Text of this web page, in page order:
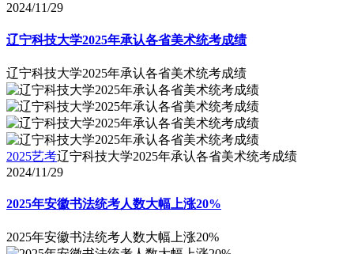
2024/11/29
辽宁科技大学2025年承认各省美术统考成绩
辽宁科技大学2025年承认各省美术统考成绩
2025艺考辽宁科技大学2025年承认各省美术统考成绩
2024/11/29
2025年安徽书法统考人数大幅上涨20%
2025年安徽书法统考人数大幅上涨20%